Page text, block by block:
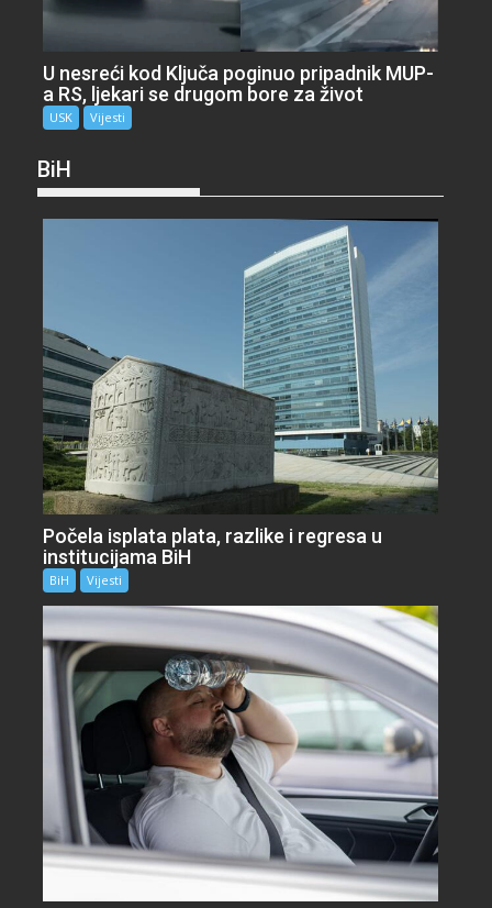
U nesreći kod Ključa poginuo pripadnik MUP-
a RS, ljekari se drugom bore za život
USK Vijesti
BiH
Počela isplata plata, razlike i regresa u
institucijama BiH
BiH Vijesti